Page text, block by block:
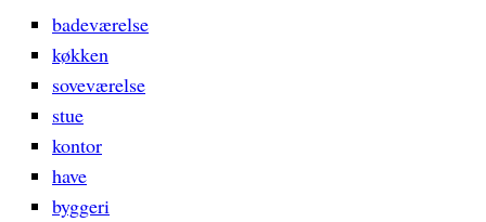
badeværelse
køkken
soveværelse
stue
kontor
have
byggeri